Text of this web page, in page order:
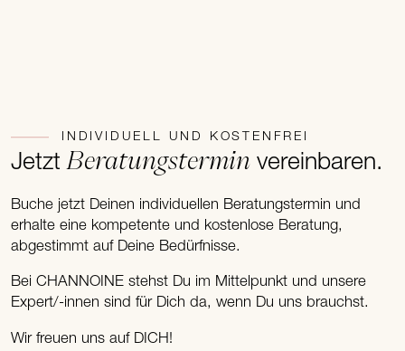
INDIVIDUELL UND KOSTENFREI
JetztBeratungstermin vereinbaren.
Buche jetzt Deinen individuellen Beratungstermin und
erhalte eine kompetente und kostenlose Beratung,
abgestimmt auf Deine Bedürfnisse.
Bei CHANNOINE stehst Du im Mittelpunkt und unsere
Expert/-innen sind für Dich da, wenn Du uns brauchst.
Wir freuen uns auf DICH!